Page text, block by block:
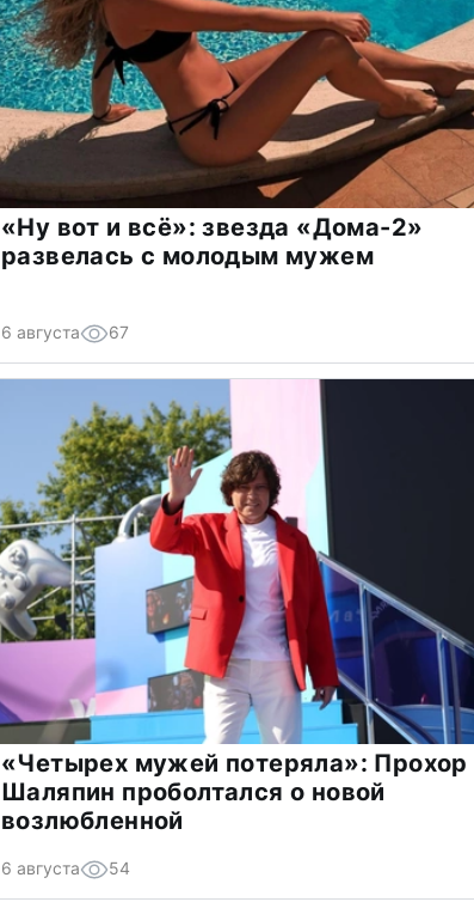
«Ну вот и всё»: звезда «Дома-2»
развелась с молодым мужем
6 августа 67
«Четырех мужей потеряла»: Прохор
Шаляпин проболтался о новой
возлюбленной
6 августа 54